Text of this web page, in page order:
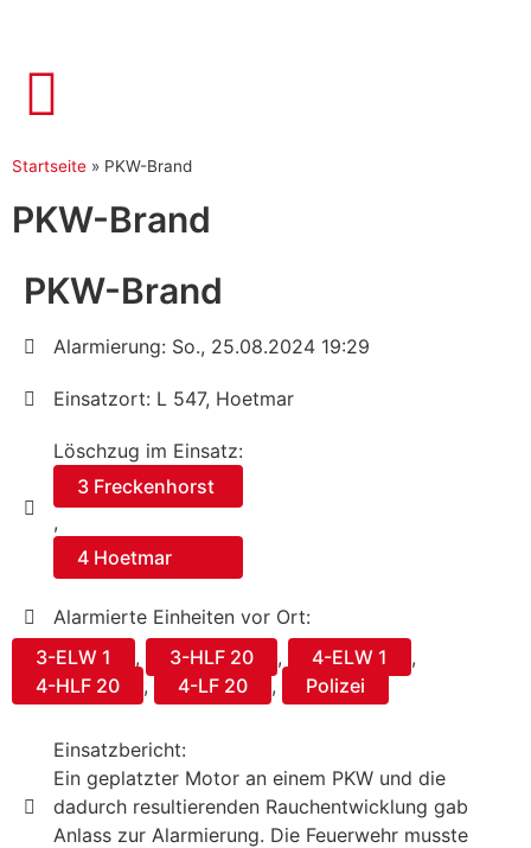
Startseite » PKW-Brand
PKW-Brand
PKW-Brand
Alarmierung: So., 25.08.2024 19:29
Einsatzort: L 547, Hoetmar
Löschzug im Einsatz:
3 Freckenhorst
,
4 Hoetmar
Alarmierte Einheiten vor Ort:
3-ELW 1
, 3-HLF 20 , 4-ELW 1
,
4-HLF 20
, 4-LF 20 , Polizei
Einsatzbericht:
Ein geplatzter Motor an einem PKW und die
dadurch resultierenden Rauchentwicklung gab
Anlass zur Alarmierung. Die Feuerwehr musste